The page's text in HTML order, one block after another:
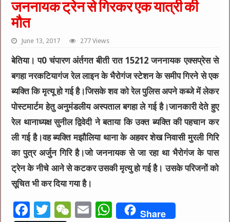
जननायक ट्रेन से गिरकर एक यात्री की
मौत
June 13, 2017 277 Views
बेतिया। प0 चंपारण अंर्तगत बीती रात 15212 जननायक एक्सप्रेस से
बगहा नरकटियागंज रेल लाइन के भैरोगंज स्टेशन के समीप गिरने से एक
ब्यक्ति कि मृत्यू हो गई है।जिसके शव को रेल पुलिस अपने कब्जे में लेकर
पोस्टमार्टम हेतु अनुमंडलीय अस्पताल बगहा ले गई है।जानकारी देते हुए
रेल थानाध्यक्ष सुनील द्विवेदी ने बताया कि उक्त ब्यक्ति की पहचान कर
ली गई है।वह ब्यक्ति मझौलिया थाना के अहवर शेख निवासी मुरली गिरि
का पुत्र अर्जुन गिरि है।जो जननायक से जा रहा था भैरोगंज के पास
ट्रेन के नीचे आने से कटकर उसकी मृत्यु हो गई है। उसके परिजनों को
सूचित भी कर दिया गया है।
F
T
W E
W
Share